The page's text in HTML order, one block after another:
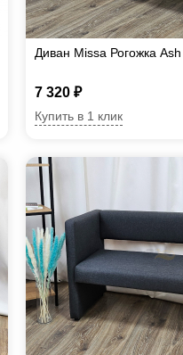
Диван Missa Рогожка Ash
7 320 ₽
Купить в 1 клик